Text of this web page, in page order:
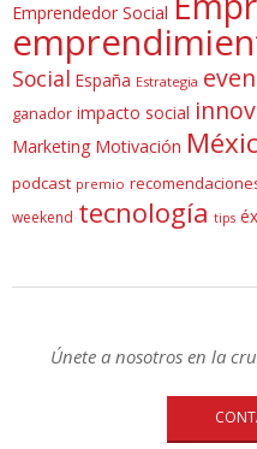
Emprendedor Social
Social España Estrategia
ganador impacto social
Marketing Motivación
podcast premio
weekend tecnología tips
Únete a nosotros en la